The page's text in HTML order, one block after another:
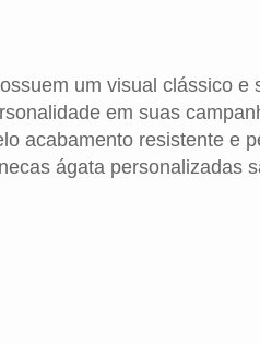
um visual clássico
em suas
acabamento resistente e
ágata personalizadas